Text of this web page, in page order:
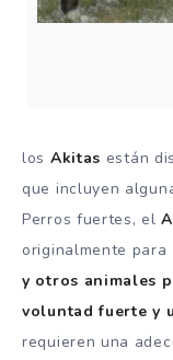
los Akitas están
que incluyen
Perros fuertes, el
originalmente para
y otros animales
voluntad fuerte y
requieren una